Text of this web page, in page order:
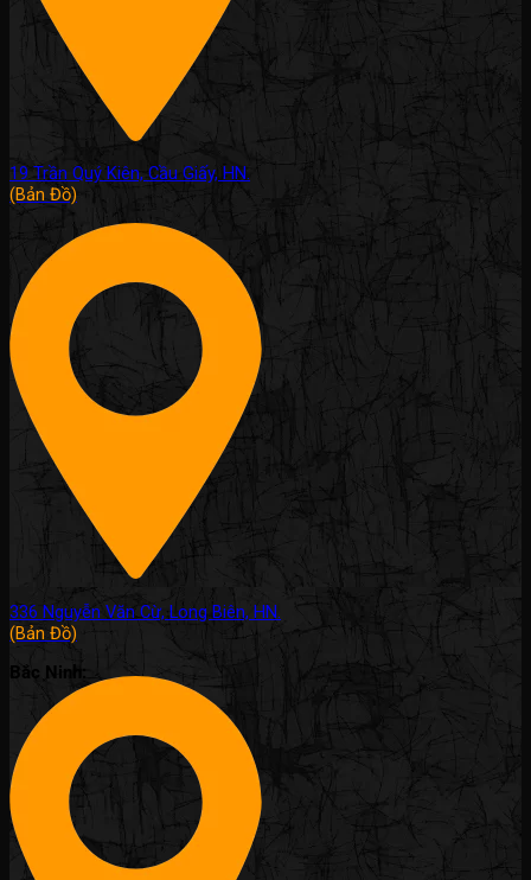
19 Trần Quý Kiên, Cầu Giấy, HN.
(Bản Đồ)
336 Nguyễn Văn Cừ, Long Biên, HN.
(Bản Đồ)
Bắc Ninh: